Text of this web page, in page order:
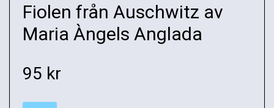
Fiolen från Auschwitz av
Maria Àngels Anglada
95 kr